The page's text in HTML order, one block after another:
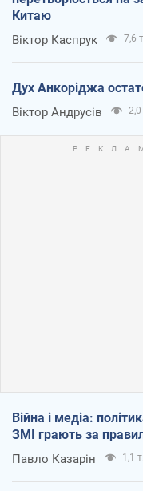
Китаю
Віктор Каспрук 7,6 т.
Дух Анкоріджа
Віктор Андрусів 2,0
Війна і медіа:
ЗМІ грають за
Павло Казарін 1,1 т.